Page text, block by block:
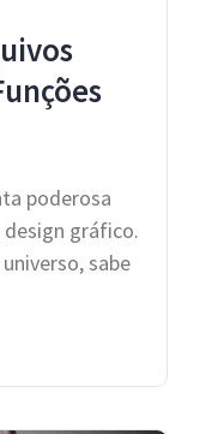
poderosa
gráfico.
sabe